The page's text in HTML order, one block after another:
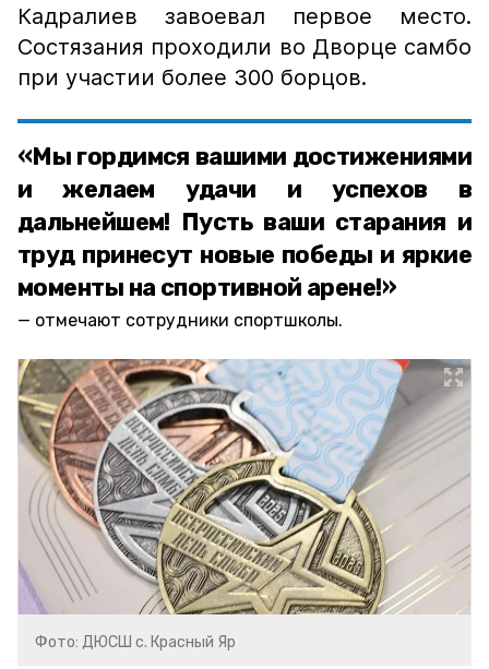
Кадралиев завоевал первое место.
Состязания проходили во Дворце самбо
при участии более 300 борцов.
«Мы гордимся вашими достижениями
и желаем удачи и успехов в
дальнейшем! Пусть ваши старания и
труд принесут новые победы и яркие
моменты на спортивной арене!»
отмечают сотрудники спортшколы.
Фото: ДЮСШ с. Красный Яр